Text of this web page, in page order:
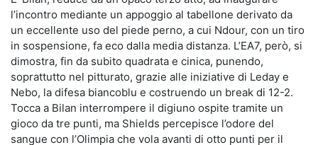
l’incontro mediante un appoggio al tabellone derivato da
un eccellente uso del piede perno, a cui Ndour, con un tiro
in sospensione, fa eco dalla media distanza. L’EA7, però, si
dimostra, fin da subito quadrata e cinica, punendo,
soprattutto nel pitturato, grazie alle iniziative di Leday e
Nebo, la difesa biancoblu e costruendo un break di 12-2.
Tocca a Bilan interrompere il digiuno ospite tramite un
gioco da tre punti, ma Shields percepisce l’odore del
sangue con l’Olimpia che vola avanti di otto punti per il